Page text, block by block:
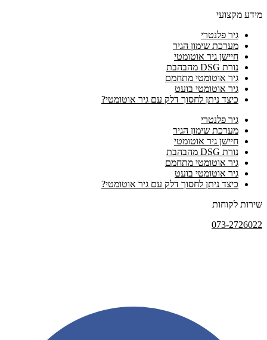
מידע מקצועי
גיר פלנטרי
מערכת שימון הגיר
חיישן גיר אוטומטי
נורת DSG מהבהבת
גיר אוטומטי מתחמם
גיר אוטומטי בועט
כיצד ניתן לחסוך דלק עם גיר אוטומטי?
גיר פלנטרי
מערכת שימון הגיר
חיישן גיר אוטומטי
נורת DSG מהבהבת
גיר אוטומטי מתחמם
גיר אוטומטי בועט
כיצד ניתן לחסוך דלק עם גיר אוטומטי?
שירות לקוחות
073-2726022